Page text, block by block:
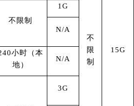
不
限
制
15G
不限制
1G
N/A
小时（本
地）
N/A
3G